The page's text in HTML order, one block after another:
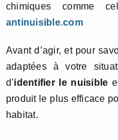
chimiques comme
antinuisible.com
Avant d’agir, et pour
adaptées à votre
d’identifier le nuisible
produit le plus efficace
habitat.